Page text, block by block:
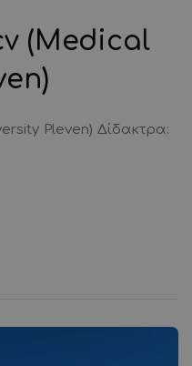
(Medical
Pleven) Δίδακτρα: